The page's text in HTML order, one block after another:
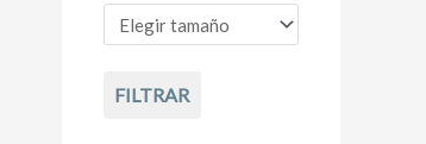
FILTRAR